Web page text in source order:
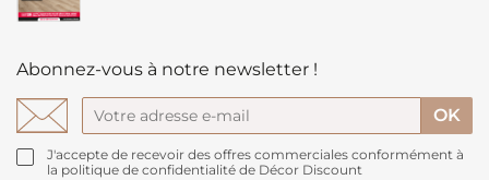
Abonnez-vous à notre newsletter !
J'accepte de recevoir des offres commerciales conformément à
la politique de confidentialité de Décor Discount